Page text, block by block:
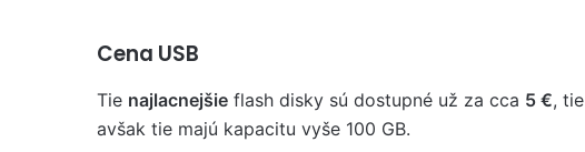
Cena USB
Tie najlacnejšie flash disky sú dostupné už za cca 5 €, tie
avšak tie majú kapacitu vyše 100 GB.